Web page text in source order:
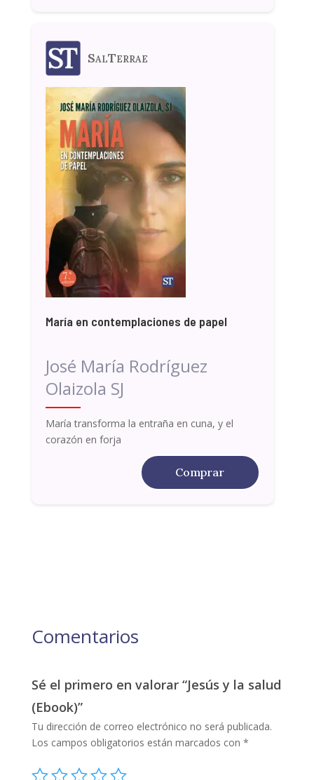
SalTerrae
María en contemplaciones de papel
José María Rodríguez
Olaizola SJ
María transforma la entraña en cuna, y el
corazón en forja
Comprar
Comentarios
Sé el primero en valorar “Jesús y la salud
(Ebook)”
Tu dirección de correo electrónico no será publicada.
Los campos obligatorios están marcados con *